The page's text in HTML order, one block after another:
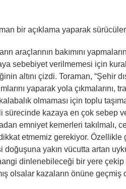
bir açıklama yaparak
araçlarının bakımını
sebebiyet verilmemesi için
altını çizdi. Toraman, “Şehir
yaparak yola çıkmalarını,
olmaması için toplu
kazaya en çok sebep
emniyet kemerleri takılmalı,
etmemiz gerekiyor. Özellikle
doğuşuna yakın vücutta artan
dinlenebileceği bir yere çekip
olsalar kazaların önüne geçmiş